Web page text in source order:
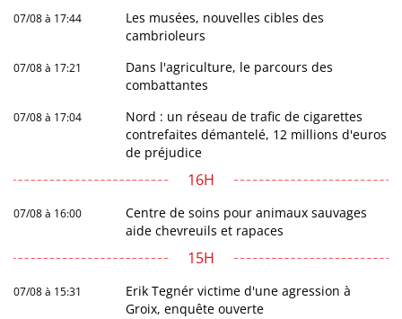
07/08 à 17:44
Les musées, nouvelles cibles des
cambrioleurs
07/08 à 17:21
Dans l'agriculture, le parcours des
combattantes
07/08 à 17:04
Nord : un réseau de trafic de cigarettes
contrefaites démantelé, 12 millions d'euros
de préjudice
16H
07/08 à 16:00
Centre de soins pour animaux sauvages
aide chevreuils et rapaces
15H
07/08 à 15:31
Erik Tegnér victime d'une agression à
Groix, enquête ouverte